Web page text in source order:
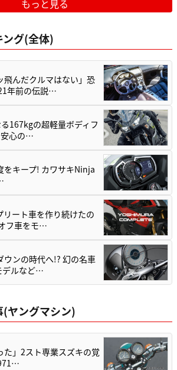
もっと見る
ング(全体)
飛んだクルマはない」恐
年前の伝説…
167kgの超軽量ボディフ
安心の…
をキープ! カワサキNinja
リート車を作り続けたの
フ車をモ…
ウンの時代へ!? 幻の名車
デルなど…
ヤングマシン)
た」2スト専業スズキの覚